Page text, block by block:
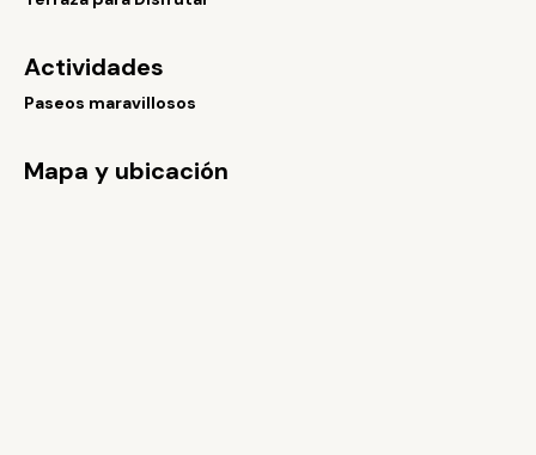
Actividades
Paseos maravillosos
Mapa y ubicación